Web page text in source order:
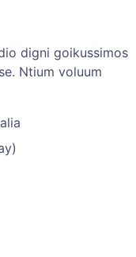
digni goikussimos
Ntium voluum